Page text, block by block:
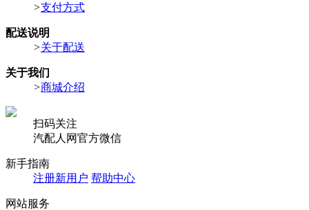
>支付方式
配送说明
>关于配送
关于我们
>商城介绍
扫码关注
汽配人网官方微信
新手指南
注册新用户 帮助中心
网站服务